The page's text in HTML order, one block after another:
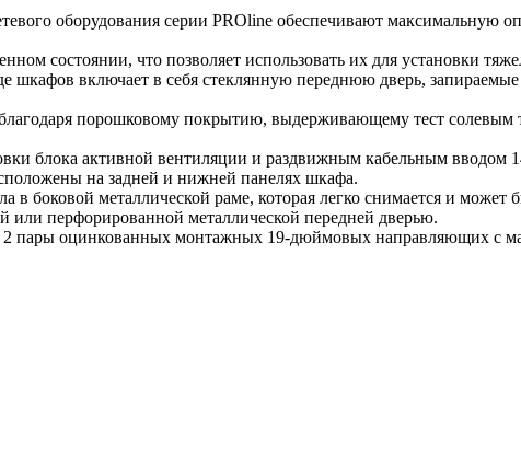
оборудования серии PROline обеспечивают максимальную
состоянии, что позволяет использовать их для установки
шкафов включает в себя стеклянную переднюю дверь,
порошковому покрытию, выдерживающему тест
блока активной вентиляции и раздвижным кабельным
на задней и нижней панелях шкафа.
в боковой металлической раме, которая легко снимается и
перфорированной металлической передней дверью.
пары оцинкованных монтажных 19-дюймовых направляющих с